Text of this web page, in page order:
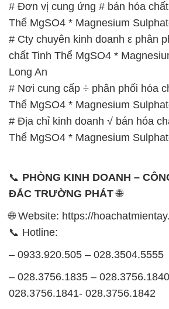
# Đơn vị cung ứng # bán hóa
Thể MgSO4 * Magnesium
# Cty chuyên kinh doanh ε phân
chất Tinh Thể MgSO4 *
Long An
# Nơi cung cấp ÷ phân phối hóa
Thể MgSO4 * Magnesium
# Địa chỉ kinh doanh √ bán hóa
Thể MgSO4 * Magnesium
📞 PHÒNG KINH DOANH –
ĐẮC TRƯỜNG PHÁT🌐
🌐 Website: https://
📞 Hotline:
– 0933.920.505 – 028.3504.5555
– 028.3756.1835 –
028.3756.1841- 028.3756.1842